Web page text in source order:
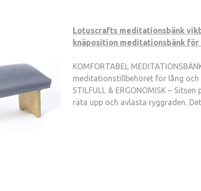
Lotuscrafts meditationsbänk
knäposition meditationsbänk
KOMFORTABEL
meditationstillbehöret för lång
STILFULL & ERGONOMISK –
räta upp och avlasta ryggraden.